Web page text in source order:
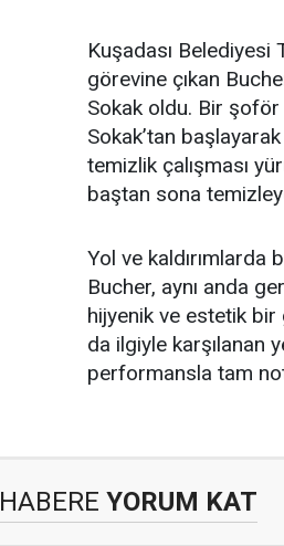
Kuşadası
görevine çıkan
Sokak oldu. Bir
Sokak’tan
temizlik çalışması
baştan sona
Yol ve
Bucher, aynı anda
hijyenik ve estetik
da ilgiyle karşılanan
performansla tam
HABERE YORUM KAT